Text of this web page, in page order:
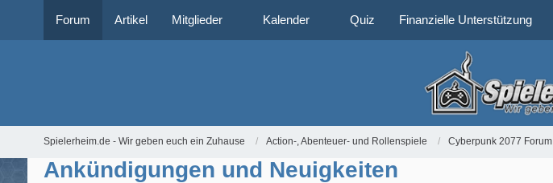
Forum Artikel Mitglieder Kalender Quiz Finanzielle Unterstützung
Spielerheim.de - Wir geben euch ein Zuhause Action-, Abenteuer- und Rollenspiele Cyberpunk 2077 Forum
Ankündigungen und Neuigkeiten